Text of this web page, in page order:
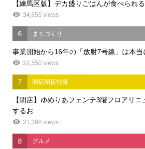
【練馬区版】デカ盛りごはんが食べられ
34,655 views
6 まちづくり
事業開始から16年の「放射7号線」は本当
22,550 views
7 開店閉店情報
【閉店】ゆめりあフェンテ3階フロアリ
するお...
21,398 views
8 グルメ